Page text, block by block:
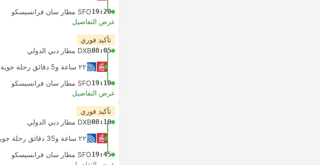
19:20SFO مطار سان فرانسيسكو
عرض التفاصيل
تأكيد فوري
08:05DXB مطار دبي الدولي
٢٢ ساعة و‫5 دقائق رحلة جوية+رحلة جوية.
19:10SFO مطار سان فرانسيسكو
عرض التفاصيل
تأكيد فوري
08:10DXB مطار دبي الدولي
٢٢ ساعة و‫35 دقائق رحلة جوية+رحلة جوية.
19:45SFO مطار سان فرانسيسكو